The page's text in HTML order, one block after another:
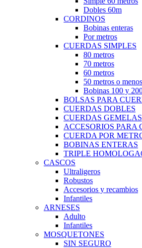
Dobles 60m
CORDINOS
Bobinas enteras
Por metros
CUERDAS SIMPLES
80 metros
70 metros
60 metros
50 metros o menos
Bobinas 100 y
BOLSAS PARA
CUERDAS DOBLES
CUERDAS GEMELAS
ACCESORIOS PARA
CUERDA POR
BOBINAS ENTERAS
TRIPLE
CASCOS
Ultraligeros
Robustos
Accesorios y recambios
Infantiles
ARNESES
Adulto
Infantiles
MOSQUETONES
SIN SEGURO